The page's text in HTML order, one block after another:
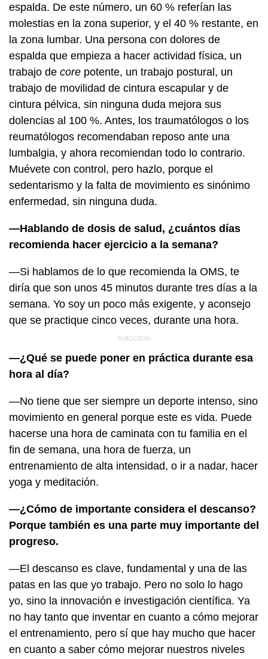
espalda. De este número, un 60 % referían las
molestias en la zona superior, y el 40 % restante, en
la zona lumbar. Una persona con dolores de
espalda que empieza a hacer actividad física, un
trabajo de core potente, un trabajo postural, un
trabajo de movilidad de cintura escapular y de
cintura pélvica, sin ninguna duda mejora sus
dolencias al 100 %. Antes, los traumatólogos o los
reumatólogos recomendaban reposo ante una
lumbalgia, y ahora recomiendan todo lo contrario.
Muévete con control, pero hazlo, porque el
sedentarismo y la falta de movimiento es sinónimo
enfermedad, sin ninguna duda.
—Hablando de dosis de salud, ¿cuántos días
recomienda hacer ejercicio a la semana?
—Si hablamos de lo que recomienda la OMS, te
diría que son unos 45 minutos durante tres días a la
semana. Yo soy un poco más exigente, y aconsejo
que se practique cinco veces, durante una hora.
—¿Qué se puede poner en práctica durante esa
hora al día?
—No tiene que ser siempre un deporte intenso, sino
movimiento en general porque este es vida. Puede
hacerse una hora de caminata con tu familia en el
fin de semana, una hora de fuerza, un
entrenamiento de alta intensidad, o ir a nadar, hacer
yoga y meditación.
—¿Cómo de importante considera el descanso?
Porque también es una parte muy importante del
progreso.
—El descanso es clave, fundamental y una de las
patas en las que yo trabajo. Pero no solo lo hago
yo, sino la innovación e investigación científica. Ya
no hay tanto que inventar en cuanto a cómo mejorar
el entrenamiento, pero sí que hay mucho que hacer
en cuanto a saber cómo mejorar nuestros niveles